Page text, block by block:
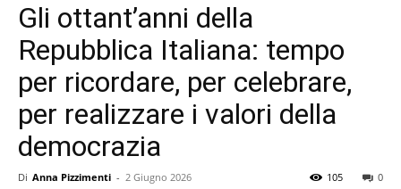
Gli ottant’anni della
Repubblica Italiana: tempo
per ricordare, per celebrare,
per realizzare i valori della
democrazia
Di Anna Pizzimenti - 2 Giugno 2026 0
105